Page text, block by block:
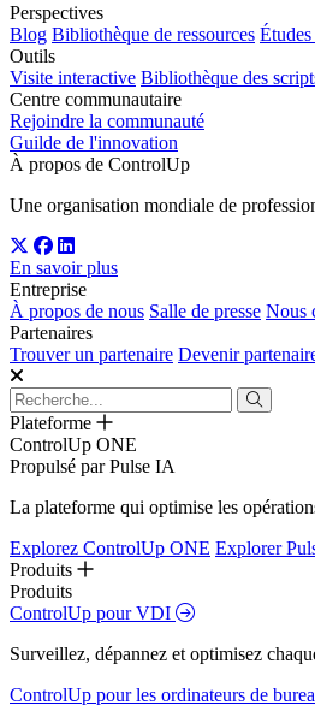
Perspectives
Blog Bibliothèque de ressources Études
Outils
Visite interactive Bibliothèque des
Centre communautaire
Rejoindre la communauté
Guilde de l'innovation
À propos de ControlUp
Une organisation mondiale de
En savoir plus
Entreprise
À propos de nous Salle de presse Nous
Partenaires
Trouver un partenaire Devenir
Plateforme
ControlUp ONE
Propulsé par Pulse IA
La plateforme qui optimise les
Explorez ControlUp ONE Explorer
Produits
Produits
ControlUp pour VDI
Surveillez, dépannez et optimisez
ControlUp pour les ordinateurs de